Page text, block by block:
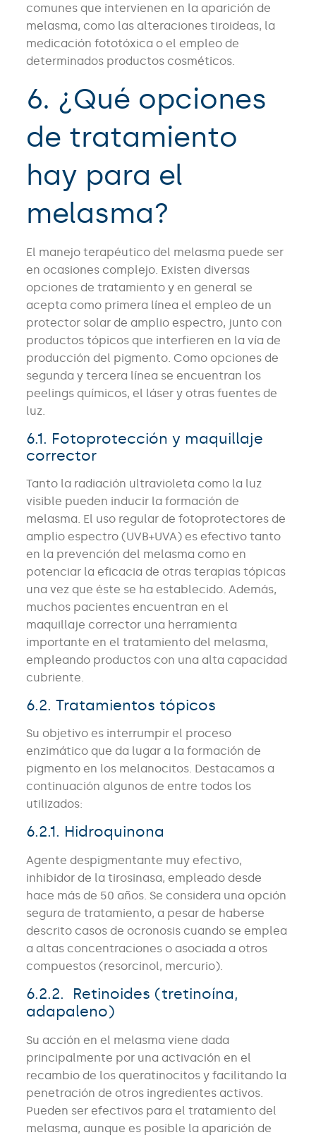
comunes que intervienen en la aparición de
melasma, como las alteraciones tiroideas, la
medicación fototóxica o el empleo de
determinados productos cosméticos.
6. ¿Qué opciones
de tratamiento
hay para el
melasma?
El manejo terapéutico del melasma puede ser
en ocasiones complejo. Existen diversas
opciones de tratamiento y en general se
acepta como primera línea el empleo de un
protector solar de amplio espectro, junto con
productos tópicos que interfieren en la vía de
producción del pigmento. Como opciones de
segunda y tercera línea se encuentran los
peelings químicos, el láser y otras fuentes de
luz.
6.1. Fotoprotección y maquillaje
corrector
Tanto la radiación ultravioleta como la luz
visible pueden inducir la formación de
melasma. El uso regular de fotoprotectores de
amplio espectro (UVB+UVA) es efectivo tanto
en la prevención del melasma como en
potenciar la eficacia de otras terapias tópicas
una vez que éste se ha establecido. Además,
muchos pacientes encuentran en el
maquillaje corrector una herramienta
importante en el tratamiento del melasma,
empleando productos con una alta capacidad
cubriente.
6.2. Tratamientos tópicos
Su objetivo es interrumpir el proceso
enzimático que da lugar a la formación de
pigmento en los melanocitos. Destacamos a
continuación algunos de entre todos los
utilizados:
6.2.1. Hidroquinona
Agente despigmentante muy efectivo,
inhibidor de la tirosinasa, empleado desde
hace más de 50 años. Se considera una opción
segura de tratamiento, a pesar de haberse
descrito casos de ocronosis cuando se emplea
a altas concentraciones o asociada a otros
compuestos (resorcinol, mercurio).
6.2.2. Retinoides (tretinoína,
adapaleno)
Su acción en el melasma viene dada
principalmente por una activación en el
recambio de los queratinocitos y facilitando la
penetración de otros ingredientes activos.
Pueden ser efectivos para el tratamiento del
melasma, aunque es posible la aparición de